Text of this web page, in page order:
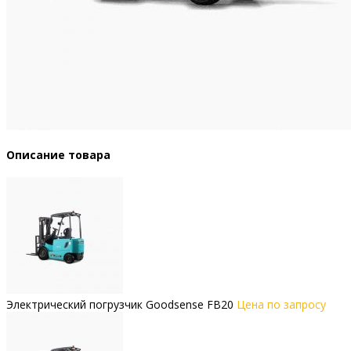
Описание товара
Электрический погрузчик Goodsense FB20 Цена по запросу